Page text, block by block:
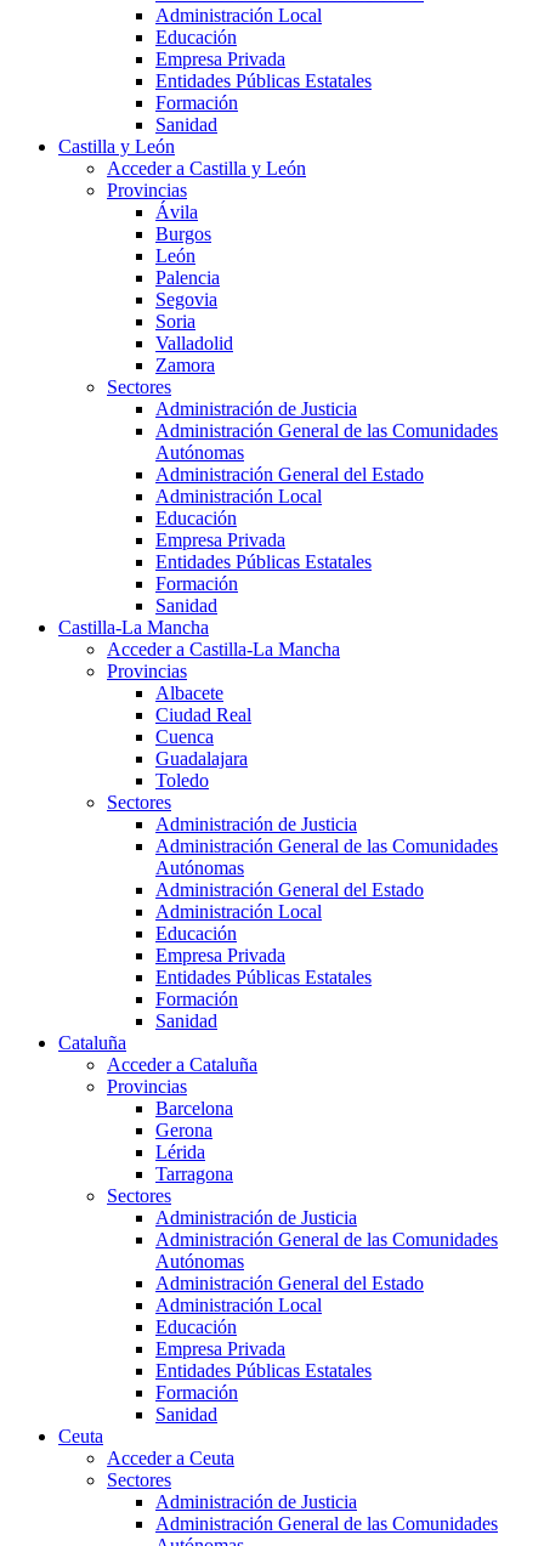
Administración Local
Educación
Empresa Privada
Entidades Públicas Estatales
Formación
Sanidad
Castilla y León
Acceder a Castilla y León
Provincias
Ávila
Burgos
León
Palencia
Segovia
Soria
Valladolid
Zamora
Sectores
Administración de Justicia
Administración General de las Comunidades
Autónomas
Administración General del Estado
Administración Local
Educación
Empresa Privada
Entidades Públicas Estatales
Formación
Sanidad
Castilla-La Mancha
Acceder a Castilla-La Mancha
Provincias
Albacete
Ciudad Real
Cuenca
Guadalajara
Toledo
Sectores
Administración de Justicia
Administración General de las Comunidades
Autónomas
Administración General del Estado
Administración Local
Educación
Empresa Privada
Entidades Públicas Estatales
Formación
Sanidad
Cataluña
Acceder a Cataluña
Provincias
Barcelona
Gerona
Lérida
Tarragona
Sectores
Administración de Justicia
Administración General de las Comunidades
Autónomas
Administración General del Estado
Administración Local
Educación
Empresa Privada
Entidades Públicas Estatales
Formación
Sanidad
Ceuta
Acceder a Ceuta
Sectores
Administración de Justicia
Administración General de las Comunidades